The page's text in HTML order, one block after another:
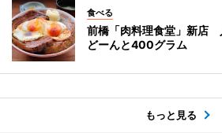
食べる
前橋「肉料理食堂」新店
どーんと400グラム
もっと見る